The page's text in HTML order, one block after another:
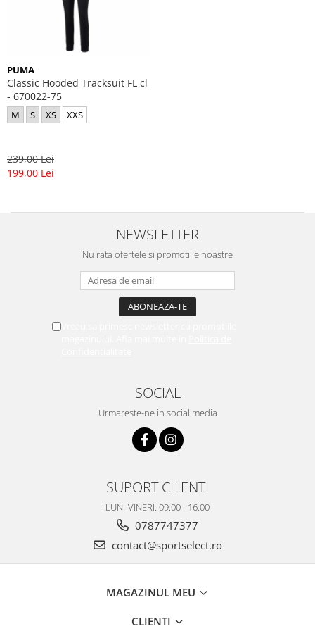
JORDAN SPIZIKE
NEW BALANCE
327
530
PUMA
PUMA
Classic Hooded Tracksuit FL cl
- 670022-75
M S XS XXS
239,00 Lei
199,00 Lei
NEWSLETTER
Nu rata ofertele si promotiile noastre
SOCIAL
Urmareste-ne in social media
SUPORT CLIENTI
LUNI-VINERI: 09:00 - 16:00
0787747377
contact@sportselect.ro
MAGAZINUL MEU
CLIENTI